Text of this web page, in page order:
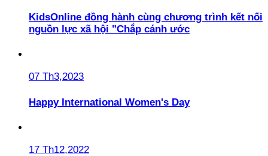
KidsOnline đồng hành cùng chương trình kết nối
nguồn lực xã hội "Chắp cánh ước
07 Th3,2023
Happy International Women's Day
17 Th12,2022